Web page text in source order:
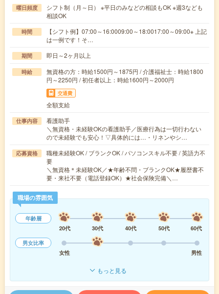
曜日頻度
シフト制（月～日） ※平日のみなどの相談もOK ※週3なども
相談OK
時間
【シフト例】07:00～16:0009:00～18:0017:00～09:00※ 上記
は一例です！そ…
期間 即日～2ヶ月以上
時給
無資格の方：時給1500円～1875円 / 介護福祉士：時給1800
円～2250円 / 初任者以上：時給1600円～2000円
交通費
全額支給
仕事内容
看護助手
＼無資格・未経験OKの看護助手／医療行為は一切行わない
ので未経験でも安心！▽具体的には…・リネンやシ…
応募資格
職種未経験OK / ブランクOK / パソコンスキル不要 / 英語力不
要
＼無資格＊未経験OK／★年齢不問・ブランクOK★履歴書不
要・来社不要（電話登録OK）★社会保険完備＼…
職場の雰囲気
年齢層
20代
30代 40代 50代
60代
男女比率
女性
男性
もっと見る